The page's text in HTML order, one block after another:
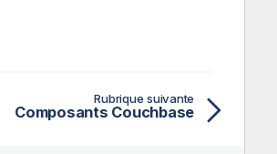
Rubrique suivante
Composants Couchbase